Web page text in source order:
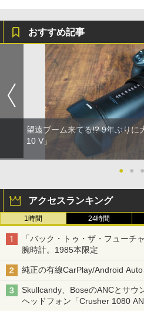
おすすめ記事
望遠ブーム来てる!? 9年ぶりに
10 V」
● ● ●
アクセスランキング
1時間 24時間
「バック・トゥ・ザ・フューチ
腕時計。1985本限定
純正の有線CarPlay/Android
Skullcandy、BoseのANCとサウ
ヘッドフォン「Crusher 1080